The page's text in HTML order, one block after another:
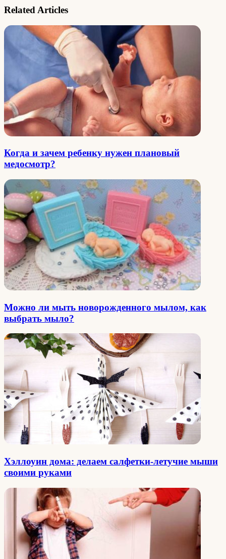
Related Articles
Когда и зачем ребенку нужен плановый
медосмотр?
Можно ли мыть новорожденного мылом, как
выбрать мыло?
Хэллоуин дома: делаем салфетки-летучие мыши
своими руками